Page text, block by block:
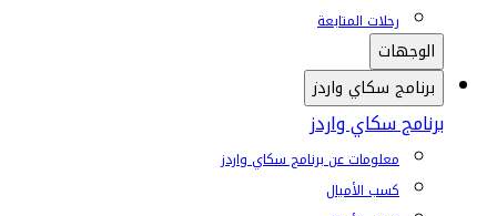
رحلات المتابعة
الوجهات
برنامج سكاي واردز
برنامج سكاي واردز
معلومات عن برنامج سكاي واردز
كسب الأميال